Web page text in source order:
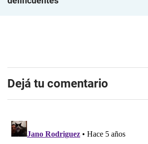
Dejá tu comentario